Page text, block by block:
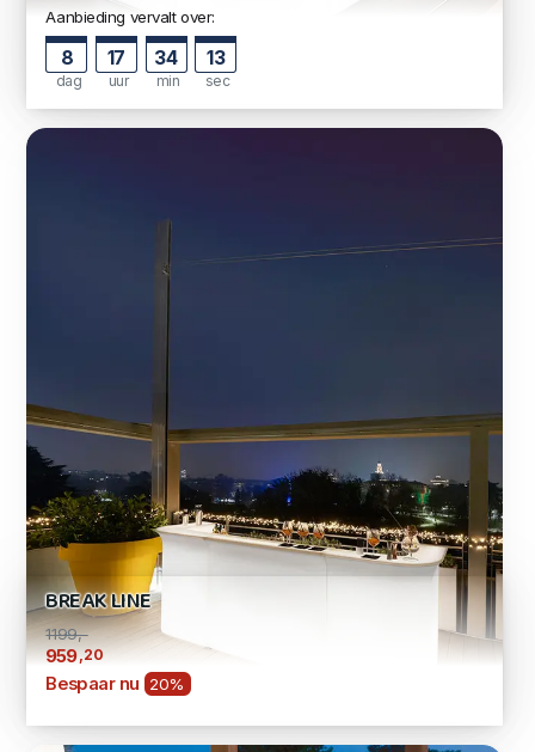
Aanbieding vervalt over:
8
dag
17
uur
34
min
12
sec
BREAK LINE
1199,-
959,20
Bespaar nu 20%